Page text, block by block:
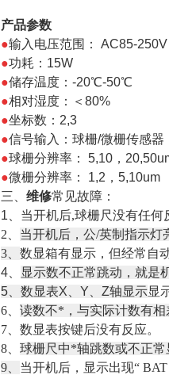
产品参数
●输入电压范围： AC85-
●功耗：15W
●储存温度：-20℃-50℃
●相对湿度：＜80%
●坐标数：2,3
●信号输入：球栅/微栅传感器
●球栅分辨率： 5,10，
●微栅分辨率： 1,2，5,10um
三、 维修常见故障：
1、 当开机后,球栅尺没有任
2、 当开机后，公/英制指示灯
3、 数显箱有显示，但经常自
4、
显示数不正常跳动，就是
5、数显表X、Y、Z轴显示显
6、 读数不*，与实际计数有相
7、数显表按键后没有反应。
8、 球栅尺中*轴跳数或不正常
9、 当开机后，显示出现“